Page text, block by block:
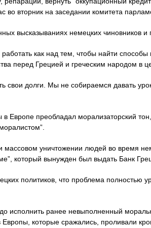
во вторник на заседании комитета
высказываниях немецких чиновников и
работать как над тем, чтобы найти
перед Грецией и греческим народом в
свои долги. Мы не собираемся давать
Европе преобладал морализаторский
уничтожении людей во время
который вынужден был выдать Банк
политиков, что проблема полностью
исполнить ранее невыполненный
Европы, которые сражались, проливали